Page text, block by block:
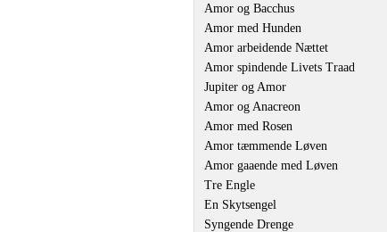
Amor og Bacchus
Amor med Hunden
Amor arbeidende Nættet
Amor spindende Livets Traad
Jupiter og Amor
Amor og Anacreon
Amor med Rosen
Amor tæmmende Løven
Amor gaaende med Løven
Tre Engle
En Skytsengel
Syngende Drenge